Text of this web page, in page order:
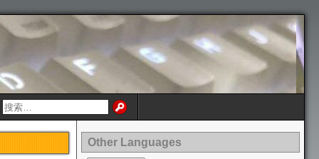
Other Languages